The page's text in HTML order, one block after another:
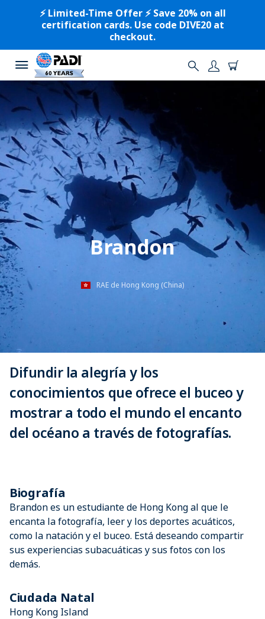
⚡️ Limited-Time Offer ⚡️ Save 20% on all
certification cards. Use code DIVE20 at
checkout.
Brandon
RAE de Hong Kong (China)
Difundir la alegría y los
conocimientos que ofrece el buceo y
mostrar a todo el mundo el encanto
del océano a través de fotografías.
Biografía
Brandon es un estudiante de Hong Kong al que le
encanta la fotografía, leer y los deportes acuáticos,
como la natación y el buceo. Está deseando compartir
sus experiencias subacuáticas y sus fotos con los
demás.
Ciudada Natal
Hong Kong Island